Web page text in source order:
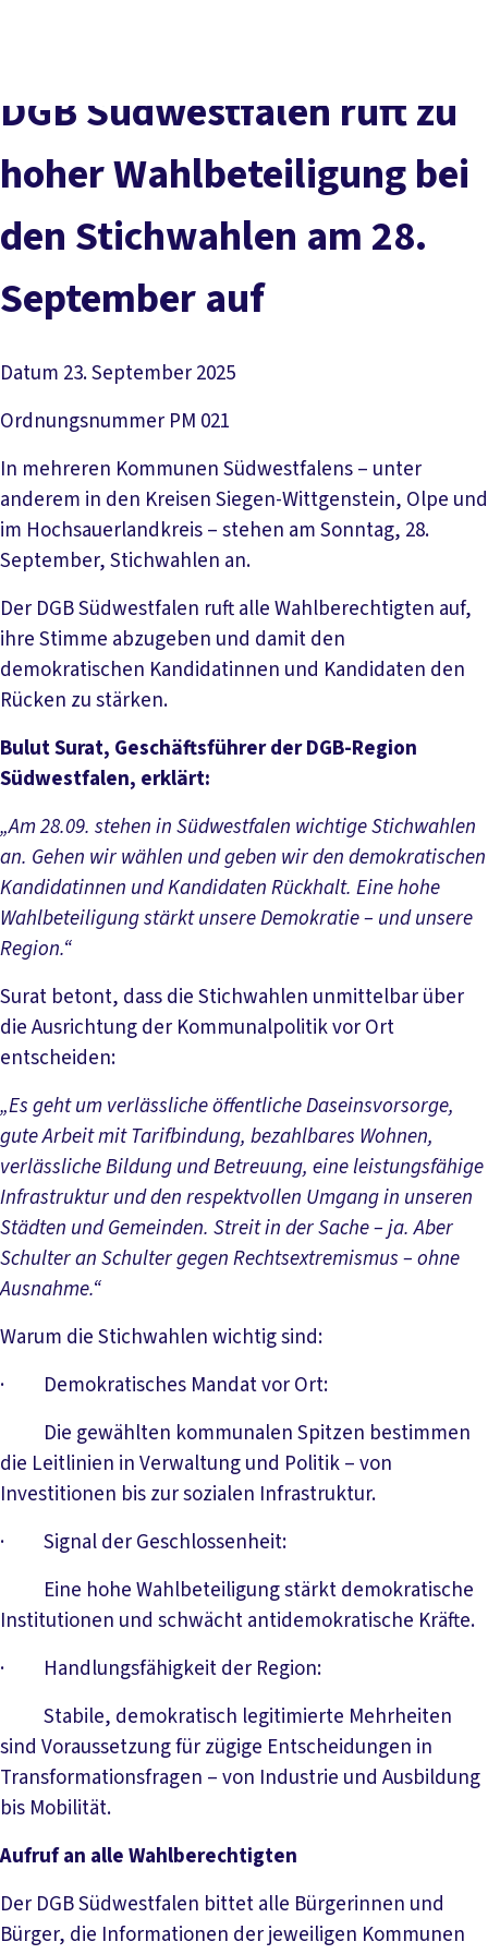
Politik in NRW
Service
Mitmachen
DGB Süd­west­fa­len ruft zu
ho­her Wahl­be­tei­li­gung bei
den Stich­wah­len am 28.
Sep­tem­ber auf
Datum 23. September 2025
Ordnungsnummer PM 021
In mehreren Kommunen Südwestfalens – unter
anderem in den Kreisen Siegen-Wittgenstein, Olpe und
im Hochsauerlandkreis – stehen am Sonntag, 28.
September, Stichwahlen an.
Der DGB Südwestfalen ruft alle Wahlberechtigten auf,
ihre Stimme abzugeben und damit den
demokratischen Kandidatinnen und Kandidaten den
Rücken zu stärken.
Bulut Surat, Geschäftsführer der DGB-Region
Südwestfalen, erklärt:
„Am 28.09. stehen in Südwestfalen wichtige Stichwahlen
an. Gehen wir wählen und geben wir den demokratischen
Kandidatinnen und Kandidaten Rückhalt. Eine hohe
Wahlbeteiligung stärkt unsere Demokratie – und unsere
Region.“
Surat betont, dass die Stichwahlen unmittelbar über
die Ausrichtung der Kommunalpolitik vor Ort
entscheiden:
„Es geht um verlässliche öffentliche Daseinsvorsorge,
gute Arbeit mit Tarifbindung, bezahlbares Wohnen,
verlässliche Bildung und Betreuung, eine leistungsfähige
Infrastruktur und den respektvollen Umgang in unseren
Städten und Gemeinden. Streit in der Sache – ja. Aber
Schulter an Schulter gegen Rechtsextremismus – ohne
Ausnahme.“
Warum die Stichwahlen wichtig sind:
· Demokratisches Mandat vor Ort:
Die gewählten kommunalen Spitzen bestimmen
die Leitlinien in Verwaltung und Politik – von
Investitionen bis zur sozialen Infrastruktur.
· Signal der Geschlossenheit:
Eine hohe Wahlbeteiligung stärkt demokratische
Institutionen und schwächt antidemokratische Kräfte.
· Handlungsfähigkeit der Region:
Stabile, demokratisch legitimierte Mehrheiten
sind Voraussetzung für zügige Entscheidungen in
Transformationsfragen – von Industrie und Ausbildung
bis Mobilität.
Aufruf an alle Wahlberechtigten
Der DGB Südwestfalen bittet alle Bürgerinnen und
Bürger, die Informationen der jeweiligen Kommunen